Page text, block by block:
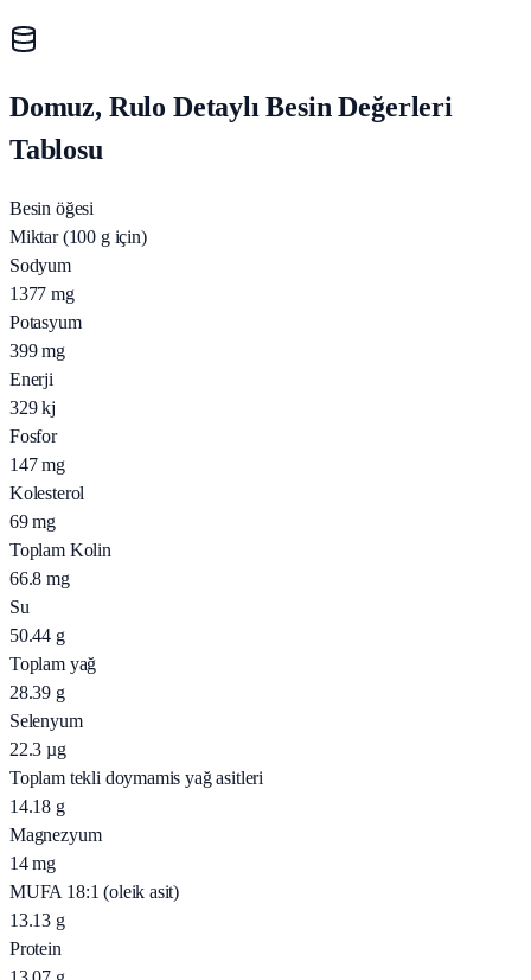
Domuz, Rulo Detaylı Besin Değerleri
Tablosu
Besin öğesi
Miktar (100 g için)
Sodyum
1377 mg
Potasyum
399 mg
Enerji
329 kj
Fosfor
147 mg
Kolesterol
69 mg
Toplam Kolin
66.8 mg
Su
50.44 g
Toplam yağ
28.39 g
Selenyum
22.3 µg
Toplam tekli doymamis yağ asitleri
14.18 g
Magnezyum
14 mg
MUFA 18:1 (oleik asit)
13.13 g
Protein